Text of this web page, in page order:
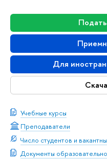
Для
Учебные курсы
Преподаватели
Число студентов и
Документы